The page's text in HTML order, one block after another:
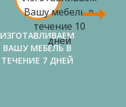
ИЗГОТАВЛИВАЕМ
ВАШУ МЕБЕЛЬ В
ТЕЧЕНИЕ 7 ДНЕЙ